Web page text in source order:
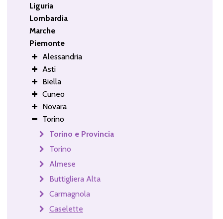
Liguria
Lombardia
Marche
Piemonte
Alessandria
Asti
Biella
Cuneo
Novara
Torino
Torino e Provincia
Torino
Almese
Buttigliera Alta
Carmagnola
Caselette